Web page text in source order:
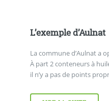
L’exemple d’Aulnat
La commune d’Aulnat a
À part 2 conteneurs à
il n’y a pas de points